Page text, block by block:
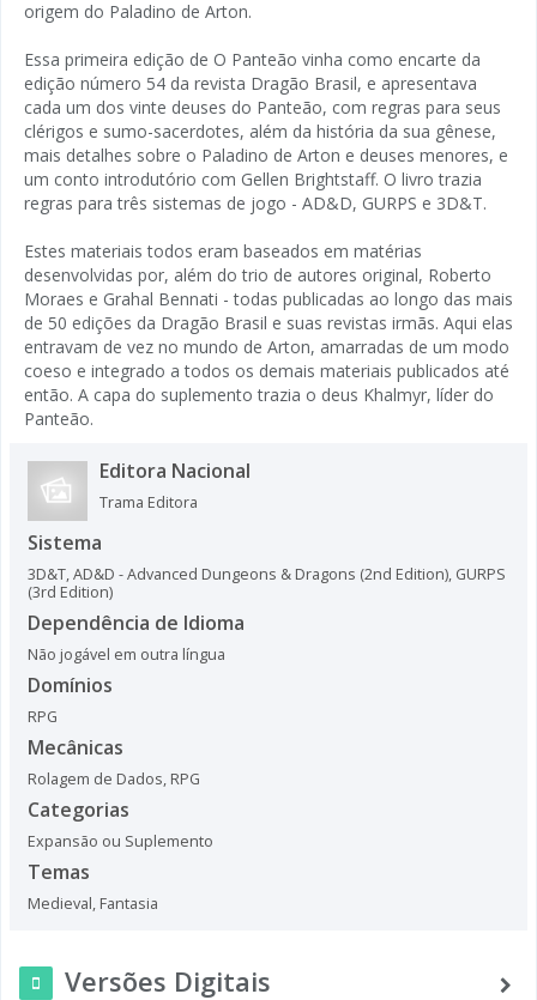
origem do Paladino de Arton.
Essa primeira edição de O Panteão vinha como encarte da
edição número 54 da revista Dragão Brasil, e apresentava
cada um dos vinte deuses do Panteão, com regras para seus
clérigos e sumo-sacerdotes, além da história da sua gênese,
mais detalhes sobre o Paladino de Arton e deuses menores, e
um conto introdutório com Gellen Brightstaff. O livro trazia
regras para três sistemas de jogo - AD&D, GURPS e 3D&T.
Estes materiais todos eram baseados em matérias
desenvolvidas por, além do trio de autores original, Roberto
Moraes e Grahal Bennati - todas publicadas ao longo das mais
de 50 edições da Dragão Brasil e suas revistas irmãs. Aqui elas
entravam de vez no mundo de Arton, amarradas de um modo
coeso e integrado a todos os demais materiais publicados até
então. A capa do suplemento trazia o deus Khalmyr, líder do
Panteão.
Editora Nacional
Trama Editora
Sistema
3D&T,AD&D - Advanced Dungeons & Dragons (2nd Edition), GURPS
(3rd Edition)
Dependência de Idioma
Não jogável em outra língua
Domínios
RPG
Mecânicas
Rolagem de Dados, RPG
Categorias
Expansão ou Suplemento
Temas
Medieval, Fantasia
Versões Digitais